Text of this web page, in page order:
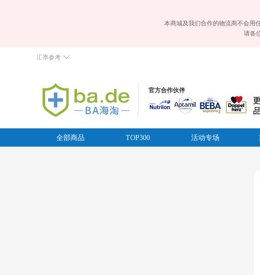
本商城及我们合作的物流商不会用
请各
汇率参考
官方合作伙伴
全部商品 TOP300 活动专场